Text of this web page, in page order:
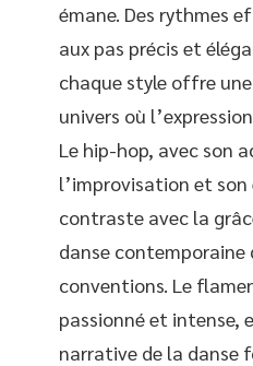
émane. Des rythmes
aux pas précis et
chaque style offre
univers où
Le hip-hop, avec son
l’improvisation et son
contraste avec la
danse contemporaine
conventions. Le
passionné et intense,
narrative de la danse